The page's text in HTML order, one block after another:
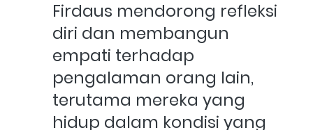
Firdaus mendorong refleksi
diri dan membangun
empati terhadap
pengalaman orang lain,
terutama mereka yang
hidup dalam kondisi yang